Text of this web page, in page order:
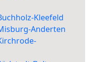
Kleefeld
Anderten